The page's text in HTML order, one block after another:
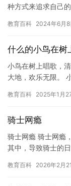
种方式来追求自己
篇文…
教育百科 2024年6月8
什么的小鸟在树
小鸟在树上唱歌，
大地，欢乐无限。
耳，…
教育百科 2025年1月
骑士网瘾
骑士网瘾 骑士网瘾
其中，导致骑士的
一…
教育百科 2026年2月